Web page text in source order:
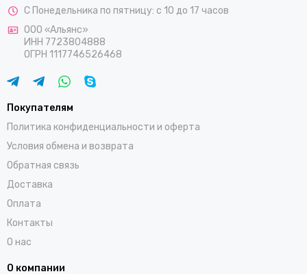
С Понедельника по пятницу: с 10 до 17 часов
ООО «Альянс»
ИНН 7723804888
ОГРН 1117746526468
Покупателям
Политика конфиденциальности и оферта
Условия обмена и возврата
Обратная связь
Доставка
Оплата
Контакты
О нас
О компании